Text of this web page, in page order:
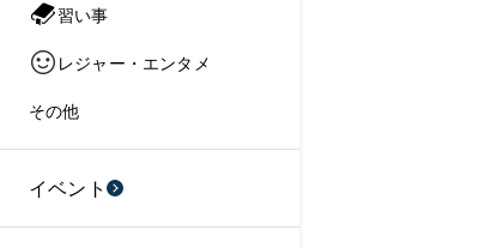
習い事
レジャー・エンタメ
その他
イベント